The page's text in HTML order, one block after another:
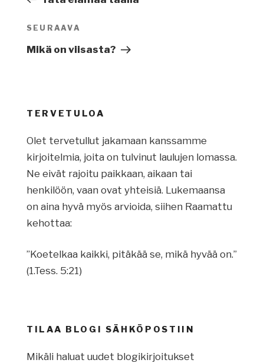
Seuraava
artikkeli
SEURAAVA
Mikä on viisasta?
TERVETULOA
Olet tervetullut jakamaan kanssamme
kirjoitelmia, joita on tulvinut laulujen lomassa.
Ne eivät rajoitu paikkaan, aikaan tai
henkilöön, vaan ovat yhteisiä. Lukemaansa
on aina hyvä myös arvioida, siihen Raamattu
kehottaa:
”Koetelkaa kaikki, pitäkää se, mikä hyvää on.”
(1.Tess. 5:21)
TILAA BLOGI SÄHKÖPOSTIIN
Mikäli haluat uudet blogikirjoitukset